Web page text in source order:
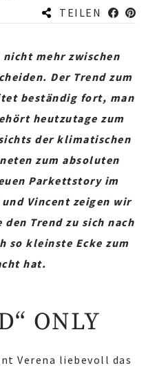
TEILEN
nicht mehr zwischen
Der Trend zum
beständig fort, man
heutzutage zum
der klimatischen
zum absoluten
Parkettstory im
Vincent zeigen wir
Trend zu sich nach
so kleinste Ecke zum
hat.
ONLY
Verena liebevoll das